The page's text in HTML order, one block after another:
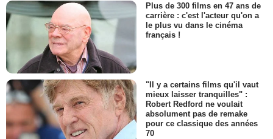
Plus de 300 films en 47 ans de
carrière : c'est l'acteur qu'on a
le plus vu dans le cinéma
français !
"Il y a certains films qu'il vaut
mieux laisser tranquilles" :
Robert Redford ne voulait
absolument pas de remake
pour ce classique des années
70